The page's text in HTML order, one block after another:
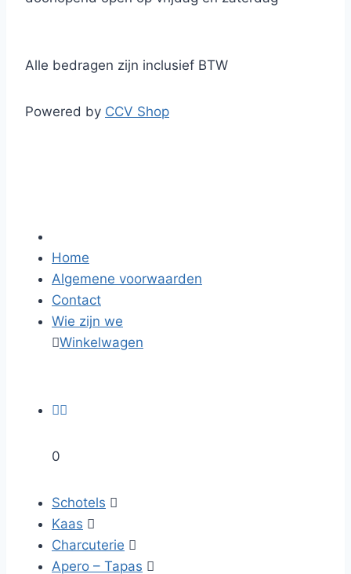
Alle bedragen zijn inclusief BTW
Powered by CCV Shop
Home
Algemene voorwaarden
Contact
Wie zijn we
Winkelwagen

0
Schotels 
Kaas 
Charcuterie 
Apero – Tapas 